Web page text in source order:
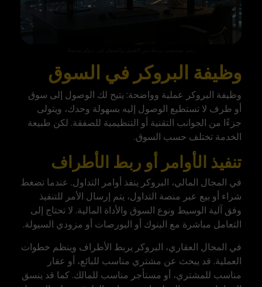
وظيفة البروكر في السوق
وظيفة البروكر عملية وواضحة: يتيح لك الوصول إلى سوق
أو طرف لا تستطيع الوصول إليه بسهولة وحدك، ويتولى
جزءًا من الجوانب التقنية أو التنظيمية للصفقة. لكن طبيعة
الخدمة تختلف حسب السوق.
تنفيذ الأوامر أو ربط الأطراف
في المجال المالي، البروكر ينفذ أوامر التداول. عندما تضغط
شراء أو بيع عبر منصة التداول، يتم إرسال الأمر للتنفيذ
وفق آلية الوسيط ونوع السوق والأداة المالية. لا تحتاج إلى
التعامل مباشرة مع البنوك أو البورصات أو مزودي السيولة.
في المجال العقاري، البروكر يربط الأطراف وينظم خطوات
العملية. قد يبحث عن مشتري مناسب للبائع، أو عقار
مناسب للمشتري، أو مستأجر مناسب للمالك. كما قد ينسق